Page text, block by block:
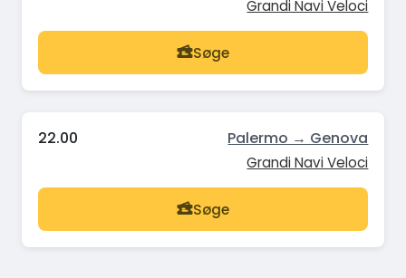
Grandi Navi Veloci
Søge
22.00 Palermo → Genova
Grandi Navi Veloci
Søge